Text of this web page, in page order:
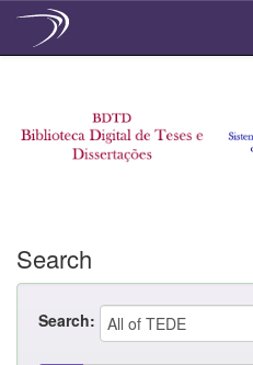
Search
Search: